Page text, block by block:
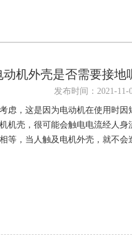
动机外壳是否需要接地
发布时间：2021-11-
虑，这是因为电动机在使用时因
机壳，很可能会触电电流经人
等，当人触及电机外壳，就不